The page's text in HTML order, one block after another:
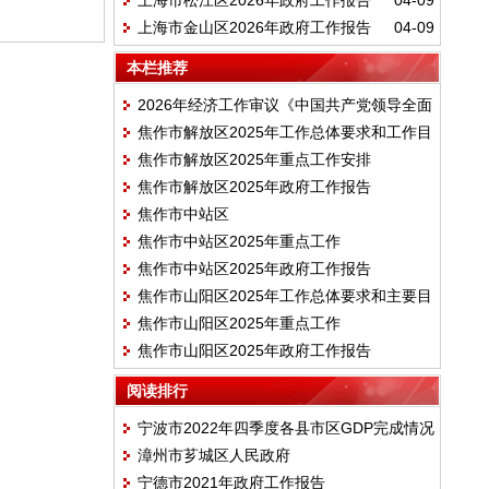
04-09
上海市金山区2026年政府工作报告
本栏推荐
2026年经济工作审议《中国共产党领导全面
依法治国工作条例》
焦作市解放区2025年工作总体要求和工作目
标
焦作市解放区2025年重点工作安排
焦作市解放区2025年政府工作报告
焦作市中站区
焦作市中站区2025年重点工作
焦作市中站区2025年政府工作报告
焦作市山阳区2025年工作总体要求和主要目
标
焦作市山阳区2025年重点工作
焦作市山阳区2025年政府工作报告
阅读排行
宁波市2022年四季度各县市区GDP完成情况
漳州市芗城区人民政府
宁德市2021年政府工作报告